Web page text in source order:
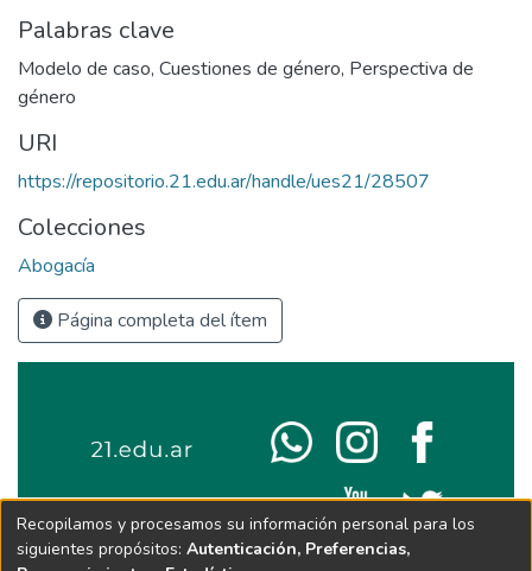
Palabras clave
Modelo de caso, Cuestiones de género, Perspectiva de
género
URI
https://repositorio.21.edu.ar/handle/ues21/28507
Colecciones
Abogacía
Página completa del ítem
Recopilamos y procesamos su información personal para los
siguientes propósitos: Autenticación, Preferencias,